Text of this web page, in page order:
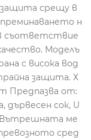
защита срещу в
н
съответствие
Моделъ
с висока вод
защита. Х
Предпазва от:
дървесен сок, U
Вътрешната ме
сред